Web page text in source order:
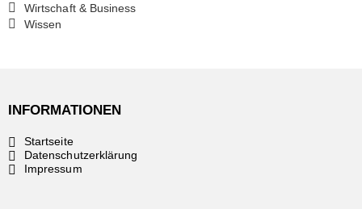
Wirtschaft & Business
Wissen
INFORMATIONEN
Startseite
Datenschutzerklärung
Impressum